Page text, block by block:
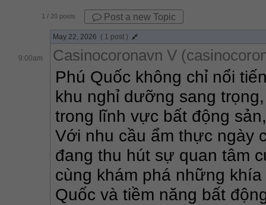
1 / 20 posts Post a new Topic
May 22, 2026 ( 1 post )
9:00am Casinocoronavn V
Phú Quốc không chỉ nổi
khu nghỉ dưỡng sang
trong lĩnh vực bất động
Với nhu cầu ẩm thực ngày
đang thu hút sự quan tâm
cùng khám phá những
Quốc và tiềm năng bất